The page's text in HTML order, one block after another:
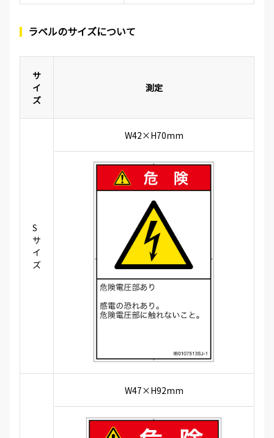
ラベルのサイズについて
サ
イ
ズ
測定
S
サ
イ
ズ
W42×H70mm
W47×H92mm